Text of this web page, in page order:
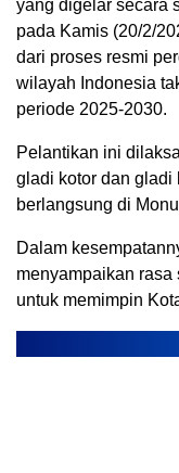
yang digelar secara
pada Kamis (20/2/
dari proses resmi
wilayah Indonesia
periode 2025-2030.
Pelantikan ini
gladi kotor dan gladi
berlangsung di
Dalam
menyampaikan rasa
untuk memimpin